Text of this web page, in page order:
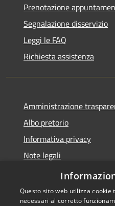
Prenotazione
Segnalazione disservizio
Leggi le FAQ
Richiesta assistenza
Amministrazione
Albo pretorio
Informativa privacy
Note legali
Dichiarazione di
Questo sito web utilizza
necessari al corretto